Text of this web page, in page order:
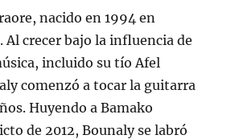
nacido en 1994 en
crecer bajo la influencia de
incluido su tío Afel
comenzó a tocar la guitarra
Huyendo a Bamako
de 2012, Bounaly se labró